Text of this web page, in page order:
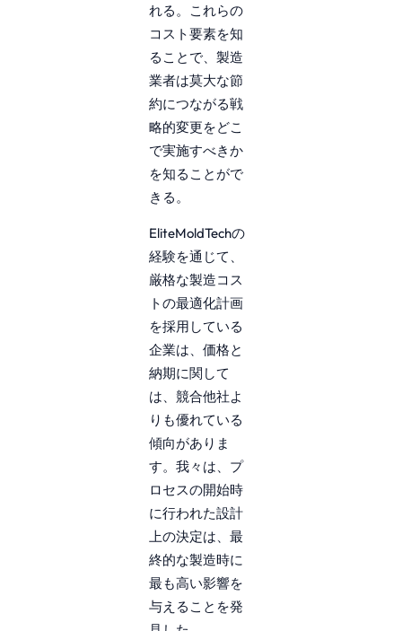
れる。これらの
コスト要素を知
ることで、製造
業者は莫大な節
約につながる戦
略的変更をどこ
で実施すべきか
を知ることがで
きる。
EliteMoldTechの
経験を通じて、
厳格な製造コス
トの最適化計画
を採用している
企業は、価格と
納期に関して
は、競合他社よ
りも優れている
傾向がありま
す。我々は、プ
ロセスの開始時
に行われた設計
上の決定は、最
終的な製造時に
最も高い影響を
与えることを発